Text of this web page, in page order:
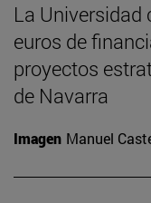
La Universidad
euros de
proyectos
de Navarra
Imagen Manuel